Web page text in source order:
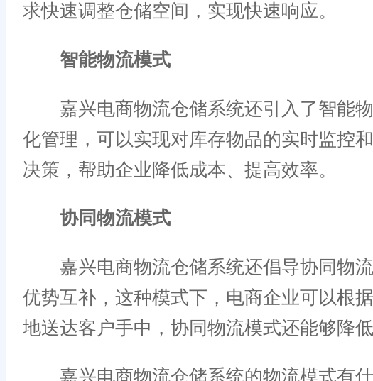
求快速调整仓储空间，实现快速响应。
智能物流模式
嘉兴电商物流仓储系统还引入了智能物
化管理，可以实现对库存物品的实时监控
决策，帮助企业降低成本、提高效率。
协同物流模式
嘉兴电商物流仓储系统还倡导协同物流
优势互补，这种模式下，电商企业可以根
地送达客户手中，协同物流模式还能够降
嘉兴电商物流仓储系统的物流模式有什